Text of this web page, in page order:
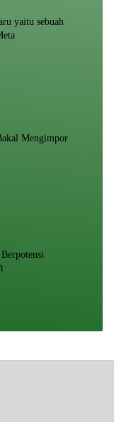
yaitu sebuah
Mengimpor